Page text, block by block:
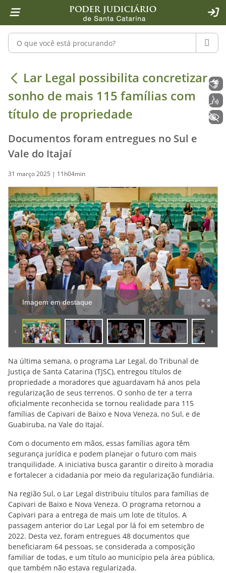
1 Ir para o conteúdo
2 Ir para a ferramenta de acessibilidade - Rybená
4 Ir para o menu principal
5 Ir para a pesquisa
6 Ir para o rodapé
7 Ir para a página inicial
Pesquisar no portal
Lar Legal possibilita concretizar
Lar Legal possibilita concretizar
sonho de mais 115 famílias com
título de propriedade
Documentos foram entregues no Sul e
Vale do Itajaí
31 março 2025 | 11h04min
Imagem em destaque
Na última semana, o programa Lar Legal, do Tribunal de
Justiça de Santa Catarina (TJSC), entregou títulos de
propriedade a moradores que aguardavam há anos pela
regularização de seus terrenos. O sonho de ter a terra
oficialmente reconhecida se tornou realidade para 115
famílias de Capivari de Baixo e Nova Veneza, no Sul, e de
Guabiruba, na Vale do Itajaí.
Com o documento em mãos, essas famílias agora têm
segurança jurídica e podem planejar o futuro com mais
tranquilidade. A iniciativa busca garantir o direito à moradia
e fortalecer a cidadania por meio da regularização fundiária.
Na região Sul, o Lar Legal distribuiu títulos para famílias de
Capivari de Baixo e Nova Veneza. O programa retornou a
Capivari para a entrega de mais um lote de títulos. A
passagem anterior do Lar Legal por lá foi em setembro de
2022. Desta vez, foram entregues 48 documentos que
beneficiaram 64 pessoas, se considerada a composição
familiar de todas, e um título ao município pela área pública,
que também não estava regularizada.
Libras
Voz
+ Acessibilidade